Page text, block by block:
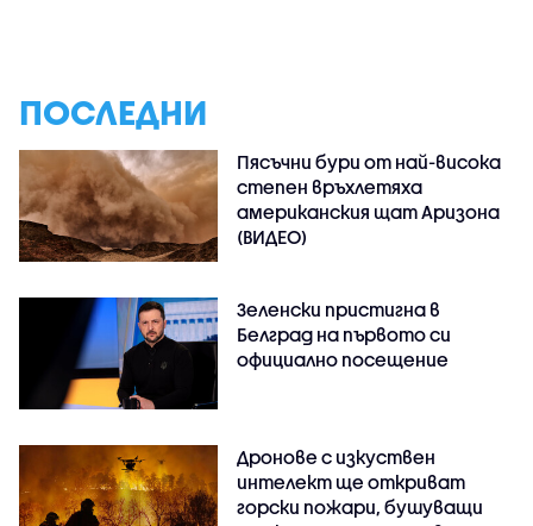
ПОСЛЕДНИ
Пясъчни бури от най-висока
степен връхлетяха
американския щат Аризона
(ВИДЕО)
Зеленски пристигна в
Белград на първото си
официално посещение
Дронове с изкуствен
интелект ще откриват
горски пожари, бушуващи